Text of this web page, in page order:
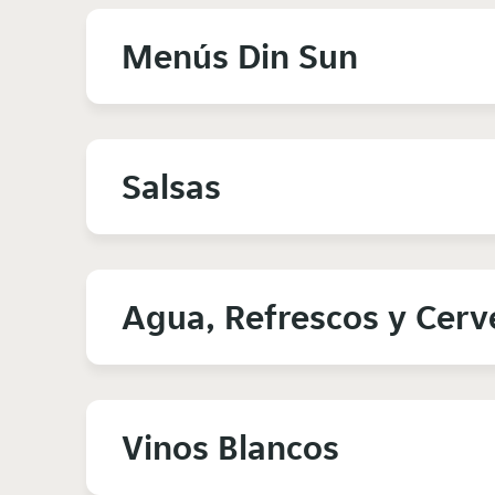
Menús Din Sun
Salsas
Agua, Refrescos y
Vinos Blancos